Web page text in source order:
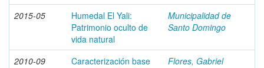
2015-05
Humedal El Yali:
Patrimonio oculto de
vida natural
Municipalidad de
Santo Domingo
2010-09
Caracterización base
Flores, Gabriel